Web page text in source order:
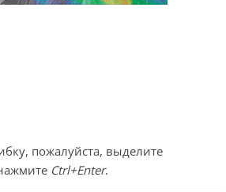
пожалуйста, выделите
Ctrl+Enter.